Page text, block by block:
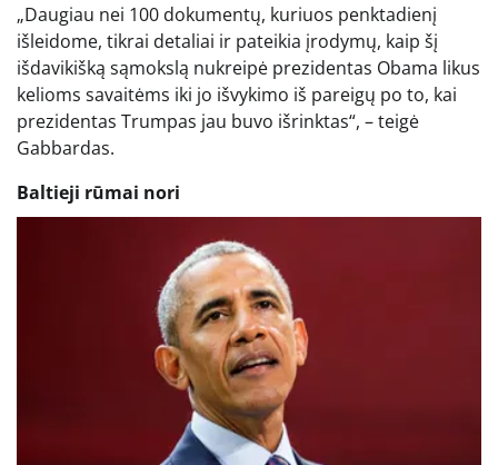
„Daugiau nei 100 dokumentų, kuriuos penktadienį
išleidome, tikrai detaliai ir pateikia įrodymų, kaip šį
išdavikišką sąmokslą nukreipė prezidentas Obama likus
kelioms savaitėms iki jo išvykimo iš pareigų po to, kai
prezidentas Trumpas jau buvo išrinktas“, – teigė
Gabbardas.
Baltieji rūmai nori